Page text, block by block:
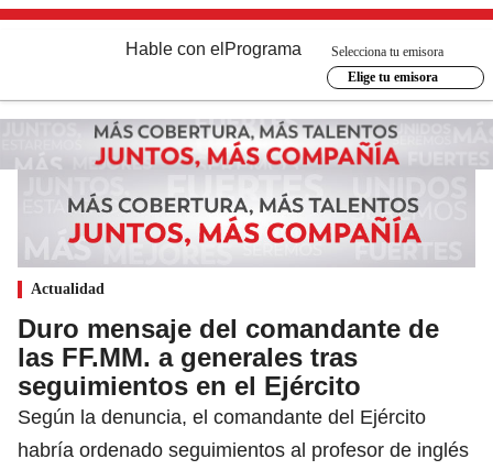
Hable con el Programa
Selecciona tu emisora
Elige tu emisora
Actualidad
Duro mensaje del comandante de
las FF.MM. a generales tras
seguimientos en el Ejército
Según la denuncia, el comandante del Ejército
habría ordenado seguimientos al profesor de inglés